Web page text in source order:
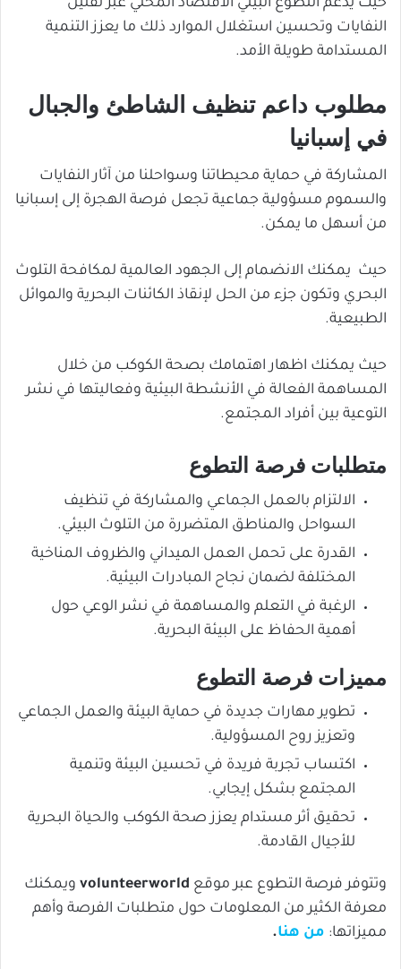
حيث يدعم التطوع البيئي الاقتصاد المحلي عبر تقليل
النفايات وتحسين استغلال الموارد ذلك ما يعزز التنمية
المستدامة طويلة الأمد.
مطلوب داعم تنظيف الشاطئ والجبال
في إسبانيا
المشاركة في حماية محيطاتنا وسواحلنا من آثار النفايات
والسموم مسؤولية جماعية تجعل فرصة الهجرة إلى إسبانيا
من أسهل ما يمكن.
حيث يمكنك الانضمام إلى الجهود العالمية لمكافحة التلوث
البحري وتكون جزء من الحل لإنقاذ الكائنات البحرية والموائل
الطبيعية.
حيث يمكنك اظهار اهتمامك بصحة الكوكب من خلال
المساهمة الفعالة في الأنشطة البيئية وفعاليتها في نشر
التوعية بين أفراد المجتمع.
متطلبات فرصة التطوع
الالتزام بالعمل الجماعي والمشاركة في تنظيف
السواحل والمناطق المتضررة من التلوث البيئي.
القدرة على تحمل العمل الميداني والظروف المناخية
المختلفة لضمان نجاح المبادرات البيئية.
الرغبة في التعلم والمساهمة في نشر الوعي حول
أهمية الحفاظ على البيئة البحرية.
مميزات فرصة التطوع
تطوير مهارات جديدة في حماية البيئة والعمل الجماعي
وتعزيز روح المسؤولية.
اكتساب تجربة فريدة في تحسين البيئة وتنمية
المجتمع بشكل إيجابي.
تحقيق أثر مستدام يعزز صحة الكوكب والحياة البحرية
للأجيال القادمة.
وتتوفر فرصة التطوع عبر موقع volunteerworld ويمكنك
معرفة الكثير من المعلومات حول متطلبات الفرصة وأهم
مميزاتها: من هنا.